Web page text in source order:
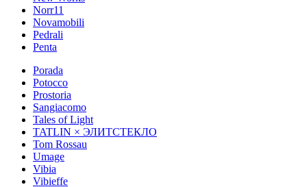
Norr11
Novamobili
Pedrali
Penta
Porada
Potocco
Prostoria
Sangiacomo
Tales of Light
TATLIN × ЭЛИТСТЕКЛО
Tom Rossau
Umage
Vibia
Vibieffe